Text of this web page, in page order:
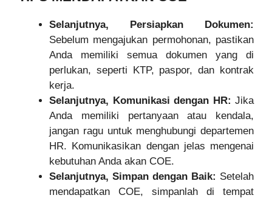
Selanjutnya, Persiapkan Dokumen:
Sebelum mengajukan permohonan, pastikan
Anda memiliki semua dokumen yang di
perlukan, seperti KTP, paspor, dan kontrak
kerja.
Selanjutnya, Komunikasi dengan HR: Jika
Anda memiliki pertanyaan atau kendala,
jangan ragu untuk menghubungi departemen
HR. Komunikasikan dengan jelas mengenai
kebutuhan Anda akan COE.
Selanjutnya, Simpan dengan Baik: Setelah
mendapatkan COE, simpanlah di tempat